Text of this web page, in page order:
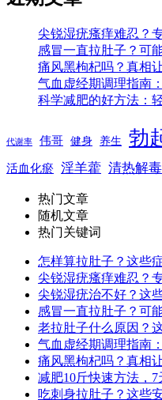
尖锐湿疣瘙痒难忍？
感冒一直拉肚子？可
痛风黑枸杞吗？真相
气血虚经期调理指南
科学减肥的好方法：
代谢率 伟哥 健身 养生 勃
活血化瘀 淫羊藿 清热解毒
热门文章
随机文章
热门关键词
怎样算拉肚子？这些
尖锐湿疣瘙痒难忍？
尖锐湿疣治不好？这
感冒一直拉肚子？可
老拉肚子什么原因？
气血虚经期调理指南
痛风黑枸杞吗？真相
减肥10斤快速方法，7
吃刺身拉肚子？这些